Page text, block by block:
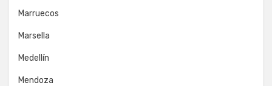
Marruecos
Marsella
Medellín
Mendoza